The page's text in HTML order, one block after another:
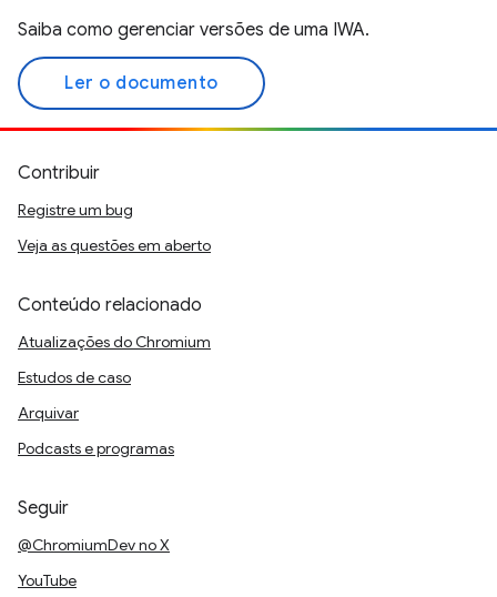
Saiba como gerenciar versões de uma IWA.
Ler o documento
Contribuir
Registre um bug
Veja as questões em aberto
Conteúdo relacionado
Atualizações do Chromium
Estudos de caso
Arquivar
Podcasts e programas
Seguir
@ChromiumDev no X
YouTube